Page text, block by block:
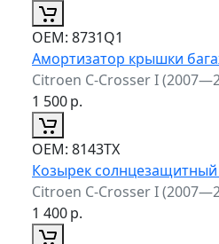
ОЕМ: 8731Q1
Амортизатор крышки
Citroen C-Crosser I
1 500р.
ОЕМ: 8143TX
Козырек солнцезащитный
Citroen C-Crosser I
1 400р.